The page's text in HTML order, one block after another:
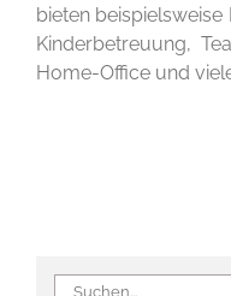
bieten
Kinderbetreuung,
Home-Office und
Suche